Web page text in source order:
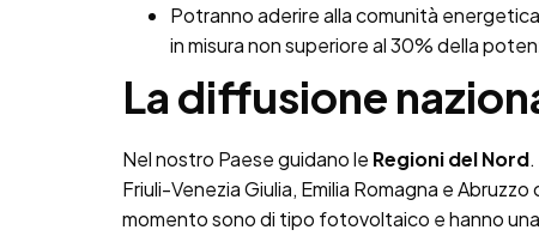
Potranno aderire alla comunità
in misura non superiore al 30% della
La diffusione
Nel nostro Paese guidano le Regioni del Nord
Friuli-Venezia Giulia, Emilia Romagna e
momento sono di tipo fotovoltaico e hanno